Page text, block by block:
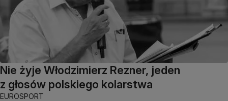
Nie żyje Włodzimierz Rezner, jeden
z głosów polskiego kolarstwa
EUROSPORT